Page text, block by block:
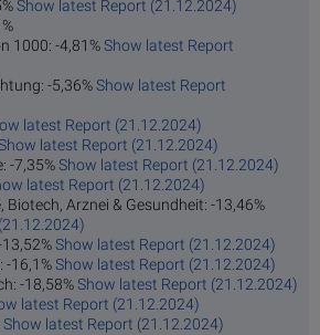
Show latest Report (21.12.2024)
1000: -4,81%Show latest Report
-5,36%Show latest Report
latest Report (21.12.2024)
latest Report (21.12.2024)
-7,35%Show latest Report (21.12.2024)
latest Report (21.12.2024)
Biotech, Arznei & Gesundheit: -13,46%
Show latest Report (21.12.2024)
-16,1%Show latest Report (21.12.2024)
-18,58%Show latest Report (21.12.2024)
latest Report (21.12.2024)
Show latest Report (21.12.2024)